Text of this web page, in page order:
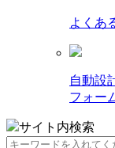
よくあ
自動設
フォー
サイト内検索